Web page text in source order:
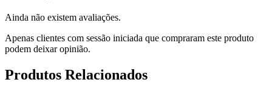
Ainda não existem avaliações.
Apenas clientes com sessão iniciada que compraram este produto
podem deixar opinião.
Produtos Relacionados